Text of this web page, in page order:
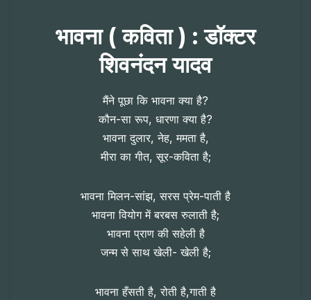
भावना ( कविता ) : डॉक्टर
शिवनंदन यादव
मैंने पूछा कि भावना क्या है?
कौन-सा रूप, धारणा क्या है?
भावना दुलार, नेह, ममता है,
मीरा का गीत, सूर-कविता है;
भावना मिलन-सांझ, सरस प्रेम-पाती है
भावना वियोग में बरबस रुलाती है;
भावना प्राण की सहेली है
जन्म से साथ खेली- खेली है;
भावना हँसती है, रोती है,गाती है